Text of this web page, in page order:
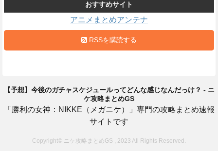
おすすめサイト
アニメまとめアンテナ
RSSを購読する
【予想】今後のガチャスケジュールってどんな感じなんだっけ？ - ニ
ケ攻略まとめGS
「勝利の女神：NIKKE（メガニケ）」専門の攻略まとめ速報
サイトです
Copyright© ニケ攻略まとめGS , 2023 All Rights Reserved.